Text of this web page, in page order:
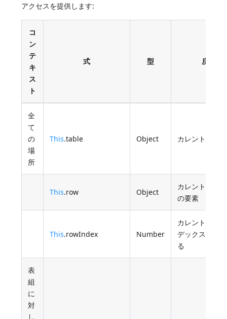
アクセスを提供します:
コ
ン
テ
キ
ス
ト
式 型 戻り値
全
て
の
場
所
This.table Object カレントの表
This.row Object
カレントの表
の要素
This.rowIndex Number
カレントの行
デックス、1か
る
表
組
に
対
し